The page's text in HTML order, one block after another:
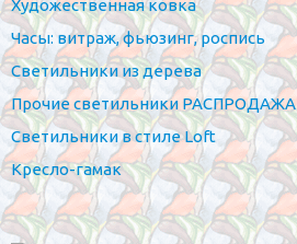
Художественная ковка
Часы: витраж, фьюзинг, роспись
Светильники из дерева
Прочие светильники РАСПРОДАЖА
Светильники в стиле Loft
Кресло-гамак